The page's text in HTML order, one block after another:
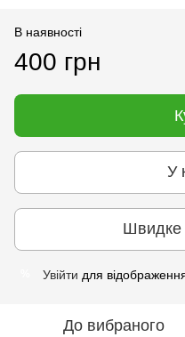
В наявності
400 грн
У
Швидке
Увійти для
До вибраного